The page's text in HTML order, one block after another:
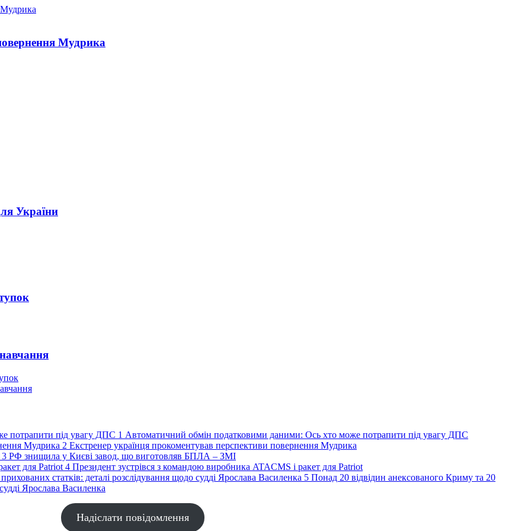
Мудрика
України
1 Автоматичний обмін податковими даними: Ось хто може потрапити під увагу ДПС
2 Екстренер українця прокоментував перспективи повернення Мудрика
3 РФ знищила у Києві завод, що виготовляв БПЛА – ЗМІ
4 Президент зустрівся з командою виробника ATACMS і ракет для Patriot
5 Понад 20 відвідин анексованого Криму та 20
Ярослава Василенка
Надіслати повідомлення